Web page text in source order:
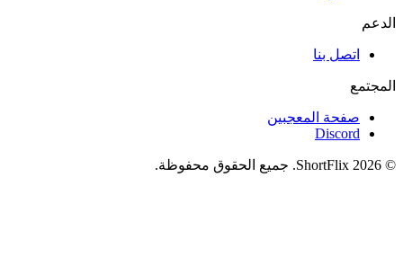
الدعم
اتصل بنا
المجتمع
صفحة المعجبين
Discord
© 2026 ShortFlix. جميع الحقوق محفوظة.